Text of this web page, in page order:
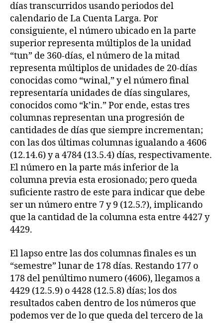
días transcurridos usando periodos del
calendario de La Cuenta Larga. Por
consiguiente, el número ubicado en la parte
superior representa múltiplos de la unidad
“tun” de 360-días, el número de la mitad
representa múltiplos de unidades de 20-días
conocidas como “winal,” y el número final
representaría unidades de días singulares,
conocidos como “k’in.” Por ende, estas tres
columnas representan una progresión de
cantidades de días que siempre incrementan;
con las dos últimas columnas igualando a 4606
(12.14.6) y a 4784 (13.5.4) días, respectivamente.
El número en la parte más inferior de la
columna previa esta erosionado; pero queda
suficiente rastro de este para indicar que debe
ser un número entre 7 y 9 (12.5.?), implicando
que la cantidad de la columna esta entre 4427 y
4429.
El lapso entre las dos columnas finales es un
“semestre” lunar de 178 días. Restando 177 o
178 del penúltimo numero (4606), llegamos a
4429 (12.5.9) o 4428 (12.5.8) días; los dos
resultados caben dentro de los números que
podemos ver de lo que queda del tercero de la